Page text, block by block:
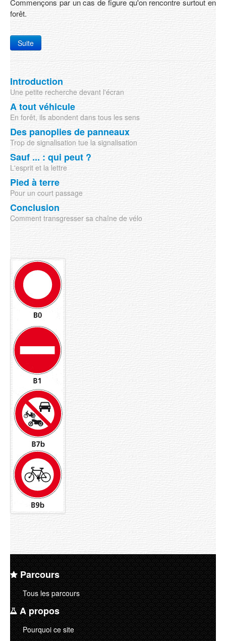
forêt.
Suite
Introduction
Une petite recherche devant l'écran
A tout véhicule
En forêt, ils abondent dans tous les sens
Des panoplies de panneaux
Trop de signalisation tue la signalisation
Sauf ... : qui peut ?
L'esprit et la lettre
Pied à terre
Pour un court passage
Conclusion
Comment transgresser sa chaîne de vélo
Parcours
Tous les parcours
A propos
Pourquoi ce site